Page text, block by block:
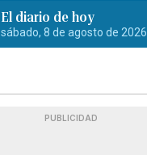
El diario de hoy
sábado, 8 de agosto de 2026
PUBLICIDAD